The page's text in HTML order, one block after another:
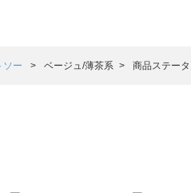
（ツハルバイサマンサモスモス）のカット
サモスモス ラーゴム）のカットソー一覧
ソー ベージュ/薄茶系 商品ステー